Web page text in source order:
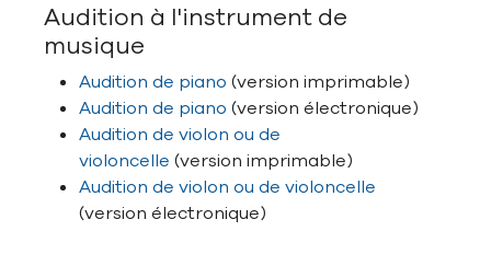
Audition à l'instrument de
musique
Audition de piano (version imprimable)
Audition de piano (version électronique)
Audition de violon ou de
violoncelle (version imprimable)
Audition de violon ou de violoncelle
(version électronique)